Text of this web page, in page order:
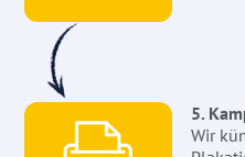
5.
Wir